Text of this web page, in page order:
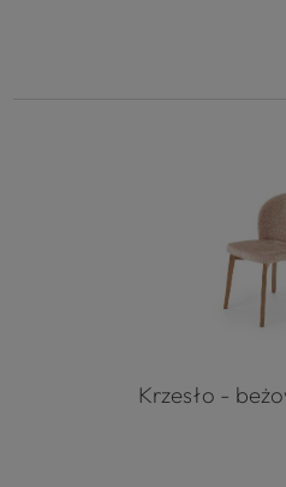
Krzesło -